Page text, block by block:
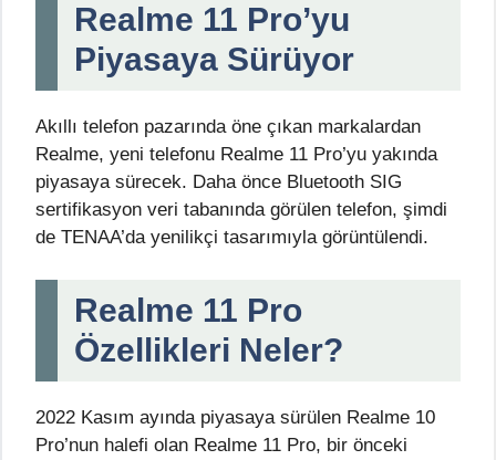
Realme 11 Pro’yu
Piyasaya Sürüyor
Akıllı telefon pazarında öne çıkan markalardan
Realme, yeni telefonu Realme 11 Pro’yu yakında
piyasaya sürecek. Daha önce Bluetooth SIG
sertifikasyon veri tabanında görülen telefon, şimdi
de TENAA’da yenilikçi tasarımıyla görüntülendi.
Realme 11 Pro
Özellikleri Neler?
2022 Kasım ayında piyasaya sürülen Realme 10
Pro’nun halefi olan Realme 11 Pro, bir önceki